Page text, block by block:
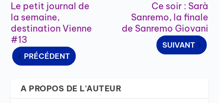
Le petit journal de
la semaine,
destination Vienne
#13
PRÉCÉDENT
Ce soir : Sarà
Sanremo, la finale
de Sanremo Giovani
SUIVANT
A PROPOS DE L'AUTEUR